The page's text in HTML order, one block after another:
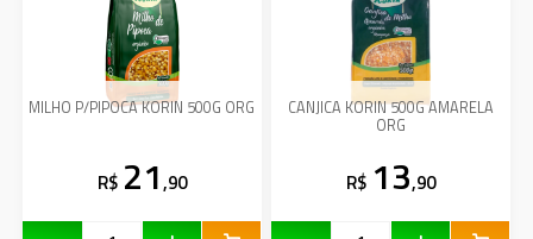
MILHO P/PIPOCA KORIN 500G ORG
R$ 21,90
CANJICA KORIN 500G AMARELA
ORG
R$ 13,90